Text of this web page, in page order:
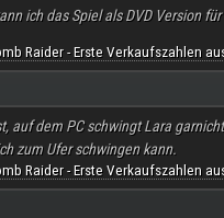
ich das Spiel als DVD Version
Raider - Erste Verkaufszahlen
auf dem PC schwingt Lara
zum Ufer schwingen kann.
Raider - Erste Verkaufszahlen